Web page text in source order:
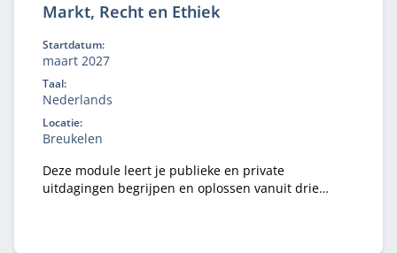
Markt, Recht en Ethiek
Startdatum:
maart 2027
Taal:
Nederlands
Locatie:
Breukelen
Deze module leert je publieke en private
uitdagingen begrijpen en oplossen vanuit drie